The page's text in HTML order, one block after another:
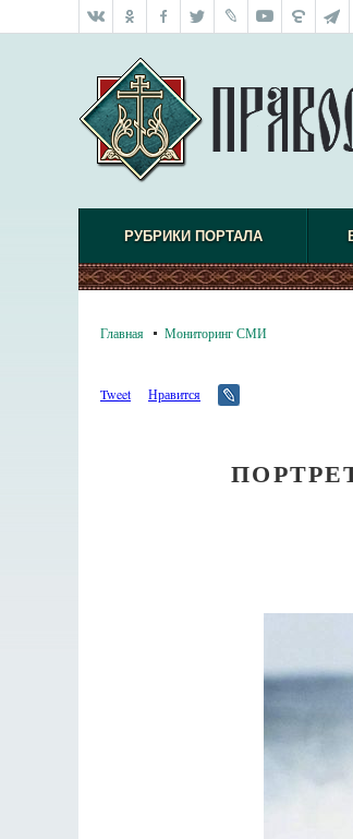
РУБРИКИ ПОРТАЛА
Главная Мониторинг СМИ
Tweet Нравится